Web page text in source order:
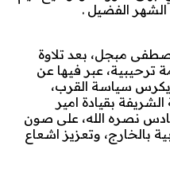
الشهر الفضيل .
مبجل، بعد تلاوة
ترحيبية، عبر فيها عن
يكرس سياسة القرب،
بقيادة امير
نصره الله، على صون
بالخارج، وتعزيز اشعاع